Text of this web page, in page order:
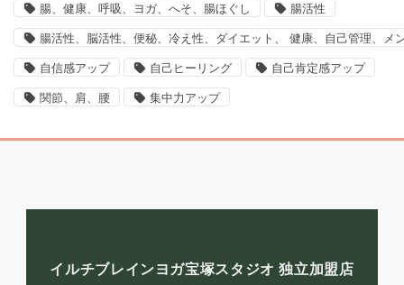
腸、健康、呼吸、ヨガ、へそ、腸ほぐし 腸活性
腸活性、脳活性、便秘、冷え性、ダイエット、 健康、自己管理、メ
自信感アップ 自己ヒーリング 自己肯定感アップ
関節、肩、腰 集中力アップ
イルチブレインヨガ宝塚スタジオ独立加盟店